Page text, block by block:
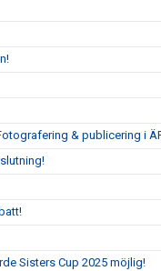
& publicering i
Sisters Cup 2025 möjlig!